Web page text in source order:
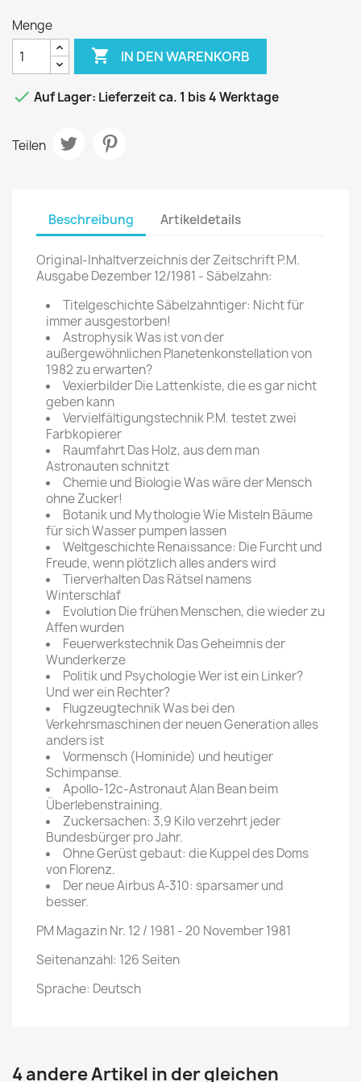
Menge
 IN DEN WARENKORB
 Auf Lager: Lieferzeit ca. 1 bis 4 Werktage
Teilen
Beschreibung Artikeldetails
Original-Inhaltverzeichnis der Zeitschrift P.M.
Ausgabe Dezember 12/1981 - Säbelzahn:
Titelgeschichte Säbelzahntiger: Nicht für
immer ausgestorben!
Astrophysik Was ist von der
außergewöhnlichen Planetenkonstellation von
1982 zu erwarten?
Vexierbilder Die Lattenkiste, die es gar nicht
geben kann
Vervielfältigungstechnik P.M. testet zwei
Farbkopierer
Raumfahrt Das Holz, aus dem man
Astronauten schnitzt
Chemie und Biologie Was wäre der Mensch
ohne Zucker!
Botanik und Mythologie Wie Misteln Bäume
für sich Wasser pumpen lassen
Weltgeschichte Renaissance: Die Furcht und
Freude, wenn plötzlich alles anders wird
Tierverhalten Das Rätsel namens
Winterschlaf
Evolution Die frühen Menschen, die wieder zu
Affen wurden
Feuerwerkstechnik Das Geheimnis der
Wunderkerze
Politik und Psychologie Wer ist ein Linker?
Und wer ein Rechter?
Flugzeugtechnik Was bei den
Verkehrsmaschinen der neuen Generation alles
anders ist
Vormensch (Hominide) und heutiger
Schimpanse.
Apollo-12c-Astronaut Alan Bean beim
Überlebenstraining.
Zuckersachen: 3,9 Kilo verzehrt jeder
Bundesbürger pro Jahr.
Ohne Gerüst gebaut: die Kuppel des Doms
von Florenz.
Der neue Airbus A-310: sparsamer und
besser.
PM Magazin Nr. 12 / 1981 - 20 November 1981
Seitenanzahl: 126 Seiten
Sprache: Deutsch
4 andere Artikel in der gleichen